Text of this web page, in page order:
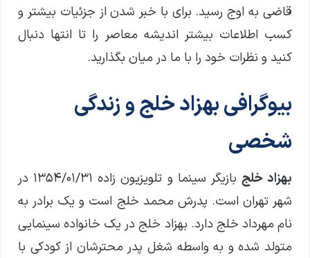
قاضی به اوج رسید. برای با خبر شدن از جزئیات بیشتر و
کسب اطلاعات بیشتر اندیشه معاصر را تا انتها دنبال
کنید و نظرات خود را با ما در میان بگذارید.
بیوگرافی بهزاد خلج و زندگی
شخصی
بهزاد خلج
بازیگر سینما و تلویزیون زاده ۱۳۵۴/۰۱/۳۱ در
شهر تهران است. پدرش محمد خلج است و یک برادر به
نام مهرداد خلج دارد. بهزاد خلج در یک خانواده سینمایی
متولد شده و به واسطه شغل پدر محترشان از کودکی با